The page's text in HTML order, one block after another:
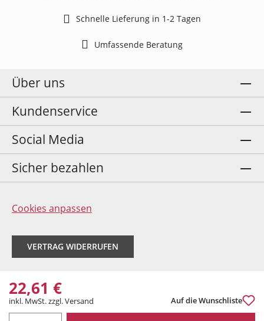
22,61 €
inkl. MwSt. zzgl. Versand Auf die Wunschliste
Schnelle Lieferung in 1-2 Tagen
Umfassende Beratung
Über uns
Kundenservice
Social Media
Sicher bezahlen
Cookies anpassen
VERTRAG WIDERRUFEN